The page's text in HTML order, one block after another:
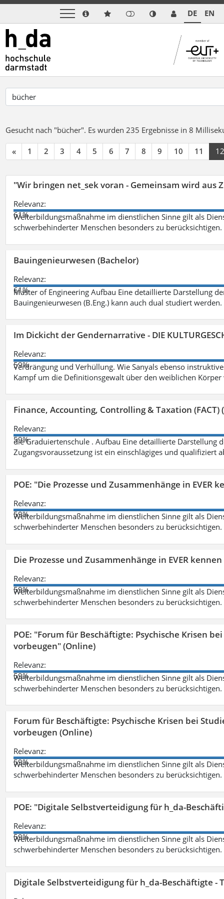
DE EN
Gesucht nach "bücher". Es wurden 235 Ergebnisse in 8
« 1 2 3 4 5 6 7 8 9 10 11 12
"Wir bringen net_sek voran - Gemeinsam wird aus
Relevanz:
61%
Weiterbildungsmaßnahme im dienstlichen Sinne gilt als
schwerbehinderter Menschen besonders zu berücksichtigen.
Bauingenieurwesen (Bachelor)
Relevanz:
61%
Master of Engineering Aufbau Eine detaillierte Darstellung
Bauingenieurwesen (B.Eng.) kann auch dual studiert
Im Dickicht der Gendernarrative - DIE
Relevanz:
59%
Verdrängung und Verhüllung. Wie Sanyals ebenso
Kampf um die Definitionsgewalt über den weiblichen
Finance, Accounting, Controlling & Taxation (FACT)
Relevanz:
59%
die Graduiertenschule . Aufbau Eine detaillierte Darstellung
Zugangsvoraussetzung ist ein einschlägiges und qualifiziert
POE: "Die Prozesse und Zusammenhänge in EVER
Relevanz:
59%
Weiterbildungsmaßnahme im dienstlichen Sinne gilt als
schwerbehinderter Menschen besonders zu berücksichtigen.
Die Prozesse und Zusammenhänge in EVER
Relevanz:
59%
Weiterbildungsmaßnahme im dienstlichen Sinne gilt als
schwerbehinderter Menschen besonders zu berücksichtigen.
POE: "Forum für Beschäftigte: Psychische Krisen
vorbeugen" (Online)
Relevanz:
59%
Weiterbildungsmaßnahme im dienstlichen Sinne gilt als
schwerbehinderter Menschen besonders zu berücksichtigen.
Forum für Beschäftigte: Psychische Krisen bei
vorbeugen (Online)
Relevanz:
59%
Weiterbildungsmaßnahme im dienstlichen Sinne gilt als
schwerbehinderter Menschen besonders zu berücksichtigen.
POE: "Digitale Selbstverteidigung für h_da-
Relevanz:
59%
Weiterbildungsmaßnahme im dienstlichen Sinne gilt als
schwerbehinderter Menschen besonders zu berücksichtigen.
Digitale Selbstverteidigung für h_da-Beschäftigte -